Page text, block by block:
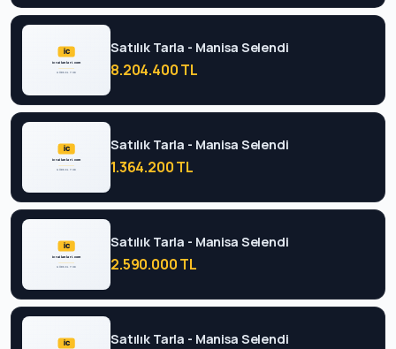
Satılık Tarla - Manisa Selendi
8.204.400 TL
Satılık Tarla - Manisa Selendi
1.364.200 TL
Satılık Tarla - Manisa Selendi
2.590.000 TL
Satılık Tarla - Manisa Selendi